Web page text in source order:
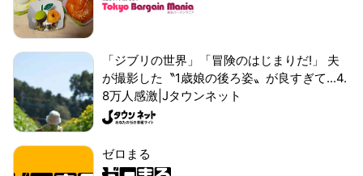
「ジブリの世界」「冒険のはじまりだ!」 夫
が撮影した〝1歳娘の後ろ姿〟が良すぎて...4.
8万人感激|Jタウンネット
ゼロまる